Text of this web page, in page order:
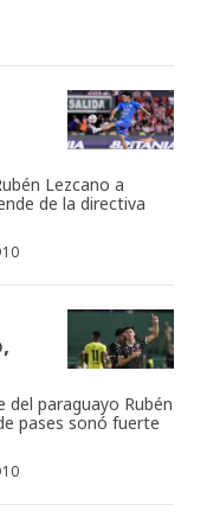
Lezcano a
de la directiva
paraguayo Rubén
pases sonó fuerte